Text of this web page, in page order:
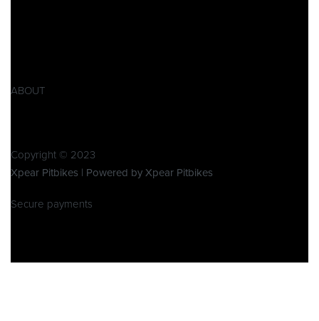
ABOUT
Copyright © 2023
Xpear Pitbikes | Powered by Xpear Pitbikes
Secure payments